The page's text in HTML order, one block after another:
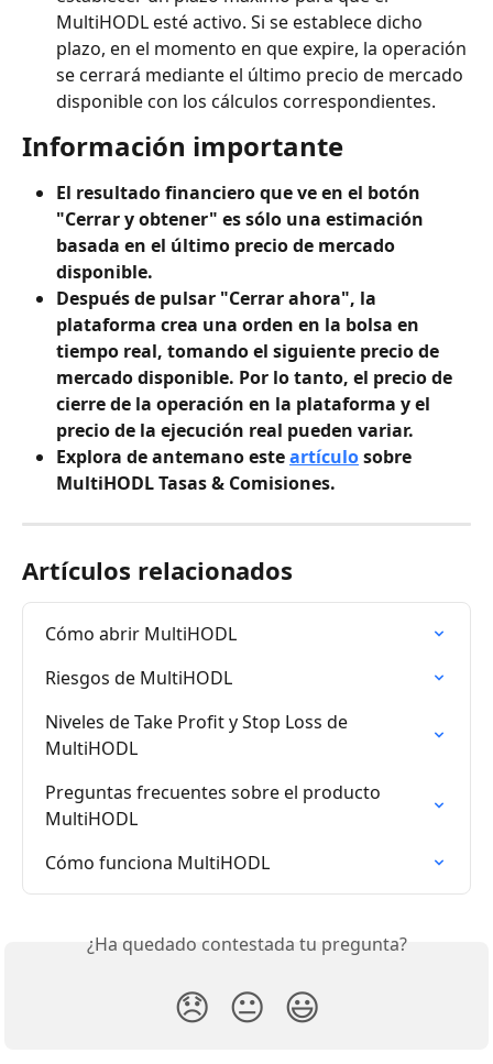
MultiHODL esté activo. Si se establece dicho
plazo, en el momento en que expire, la operación
se cerrará mediante el último precio de mercado
disponible con los cálculos correspondientes.
Información importante
El resultado financiero que ve en el botón
"Cerrar y obtener" es sólo una estimación
basada en el último precio de mercado
disponible.
Después de pulsar "Cerrar ahora", la
plataforma crea una orden en la bolsa en
tiempo real, tomando el siguiente precio de
mercado disponible. Por lo tanto, el precio de
cierre de la operación en la plataforma y el
precio de la ejecución real pueden variar.
Explora de antemano este artículo sobre
MultiHODL Tasas & Comisiones.
Artículos relacionados
Cómo abrir MultiHODL
Riesgos de MultiHODL
Niveles de Take Profit y Stop Loss de
MultiHODL
Preguntas frecuentes sobre el producto
MultiHODL
Cómo funciona MultiHODL
¿Ha quedado contestada tu pregunta?
😞 😐 😃